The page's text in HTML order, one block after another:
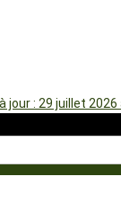
jour : 29 juillet 2026